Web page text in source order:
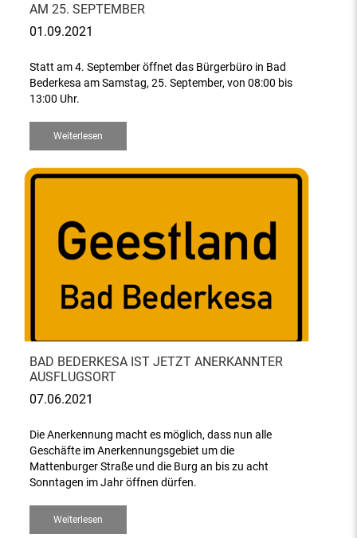
AM 25. SEPTEMBER
01.09.2021
Statt am 4. September öffnet das Bürgerbüro in Bad
Bederkesa am Samstag, 25. September, von 08:00 bis
13:00 Uhr.
Weiterlesen
BAD BEDERKESA IST JETZT ANERKANNTER
AUSFLUGSORT
07.06.2021
Die Anerkennung macht es möglich, dass nun alle
Geschäfte im Anerkennungsgebiet um die
Mattenburger Straße und die Burg an bis zu acht
Sonntagen im Jahr öffnen dürfen.
Weiterlesen